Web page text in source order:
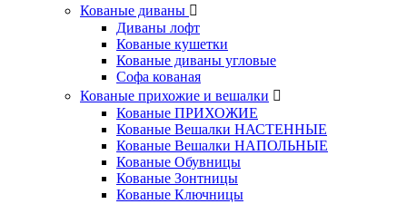
Кованые диваны
Диваны лофт
Кованые кушетки
Кованые диваны угловые
Софа кованая
Кованые прихожие и вешалки
Кованые ПРИХОЖИЕ
Кованые Вешалки НАСТЕННЫЕ
Кованые Вешалки НАПОЛЬНЫЕ
Кованые Обувницы
Кованые Зонтницы
Кованые Ключницы